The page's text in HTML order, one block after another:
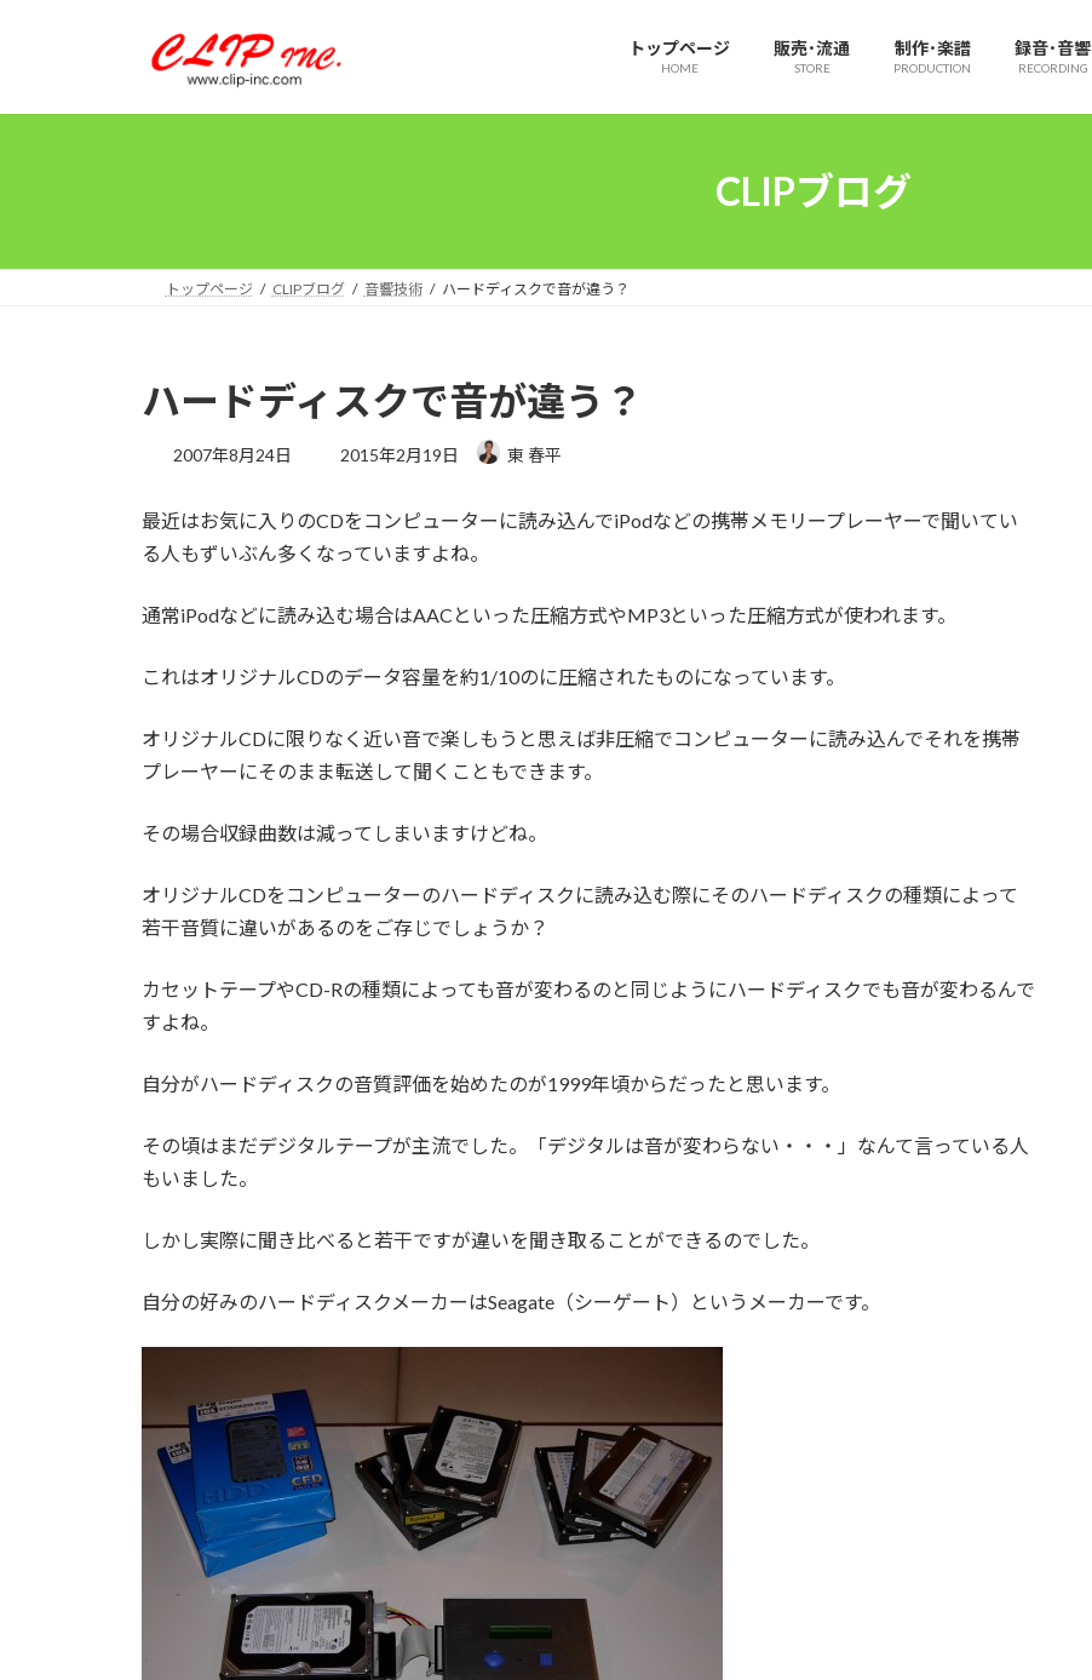
プ
動
トップページ
HOME
販売･流通
STORE
制作･楽譜
PRODUCTION
録音･音響
RECORDING
CLIPブログ
トップページ CLIPブログ 音響技術 ハードディスクで音が違う？
ハードディスクで音が違う？
2007年8月24日
最
新
日
2015年2月19日 東 春平
最近はお気に入りのCDをコンピューターに読み込んでiPodなどの携帯メモリープレーヤーで聞いてい
る人もずいぶん多くなっていますよね。
通常iPodなどに読み込む場合はAACといった圧縮方式やMP3といった圧縮方式が使われます。
これはオリジナルCDのデータ容量を約1/10のに圧縮されたものになっています。
オリジナルCDに限りなく近い音で楽しもうと思えば非圧縮でコンピューターに読み込んでそれを携帯
プレーヤーにそのまま転送して聞くこともできます。
その場合収録曲数は減ってしまいますけどね。
オリジナルCDをコンピューターのハードディスクに読み込む際にそのハードディスクの種類によって
若干音質に違いがあるのをご存じでしょうか？
カセットテープやCD-Rの種類によっても音が変わるのと同じようにハードディスクでも音が変わるんで
すよね。
自分がハードディスクの音質評価を始めたのが1999年頃からだったと思います。
その頃はまだデジタルテープが主流でした。「デジタルは音が変わらない・・・」なんて言っている人
もいました。
しかし実際に聞き比べると若干ですが違いを聞き取ることができるのでした。
自分の好みのハードディスクメーカーはSeagate（シーゲート）というメーカーです。